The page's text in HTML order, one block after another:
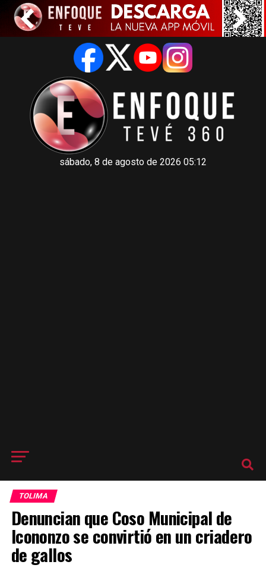
sábado, 8 de agosto de 2026 05:12
TOLIMA
Denuncian que Coso Municipal de
Icononzo se convirtió en un criadero
de gallos